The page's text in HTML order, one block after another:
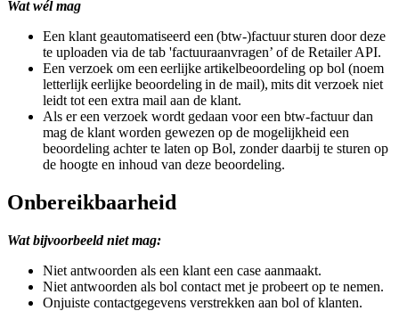
Wat wél mag
Een klant geautomatiseerd een (btw-)factuur sturen door deze
te uploaden via de tab 'factuuraanvragen’ of de Retailer API.
Een verzoek om een eerlijke artikelbeoordeling op bol (noem
letterlijk eerlijke beoordeling in de mail), mits dit verzoek niet
leidt tot een extra mail aan de klant.
Als er een verzoek wordt gedaan voor een btw-factuur dan
mag de klant worden gewezen op de mogelijkheid een
beoordeling achter te laten op Bol, zonder daarbij te sturen op
de hoogte en inhoud van deze beoordeling.
Onbereikbaarheid
Wat bijvoorbeeld niet mag:
Niet antwoorden als een klant een case aanmaakt.
Niet antwoorden als bol contact met je probeert op te nemen.
Onjuiste contactgegevens verstrekken aan bol of klanten.